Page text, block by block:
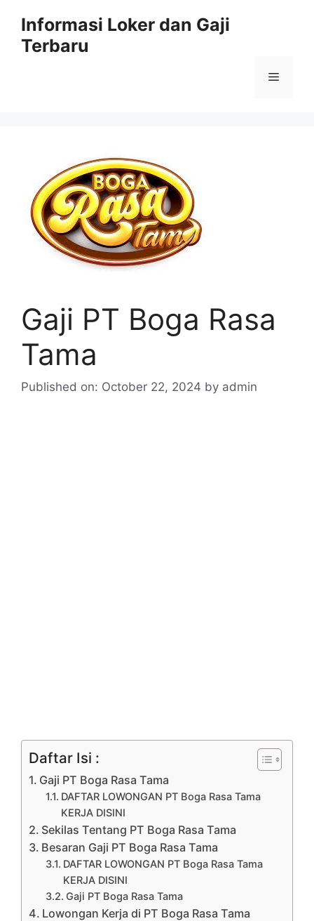
content
Informasi Loker dan Gaji
Terbaru
Menu
Gaji PT Boga Rasa
Tama
Published on: October 22, 2024 by admin
Daftar Isi :
Gaji PT Boga Rasa Tama
DAFTAR LOWONGAN PT Boga Rasa Tama
KERJA DISINI
Sekilas Tentang PT Boga Rasa Tama
Besaran Gaji PT Boga Rasa Tama
DAFTAR LOWONGAN PT Boga Rasa Tama
KERJA DISINI
Gaji PT Boga Rasa Tama
Lowongan Kerja di PT Boga Rasa Tama